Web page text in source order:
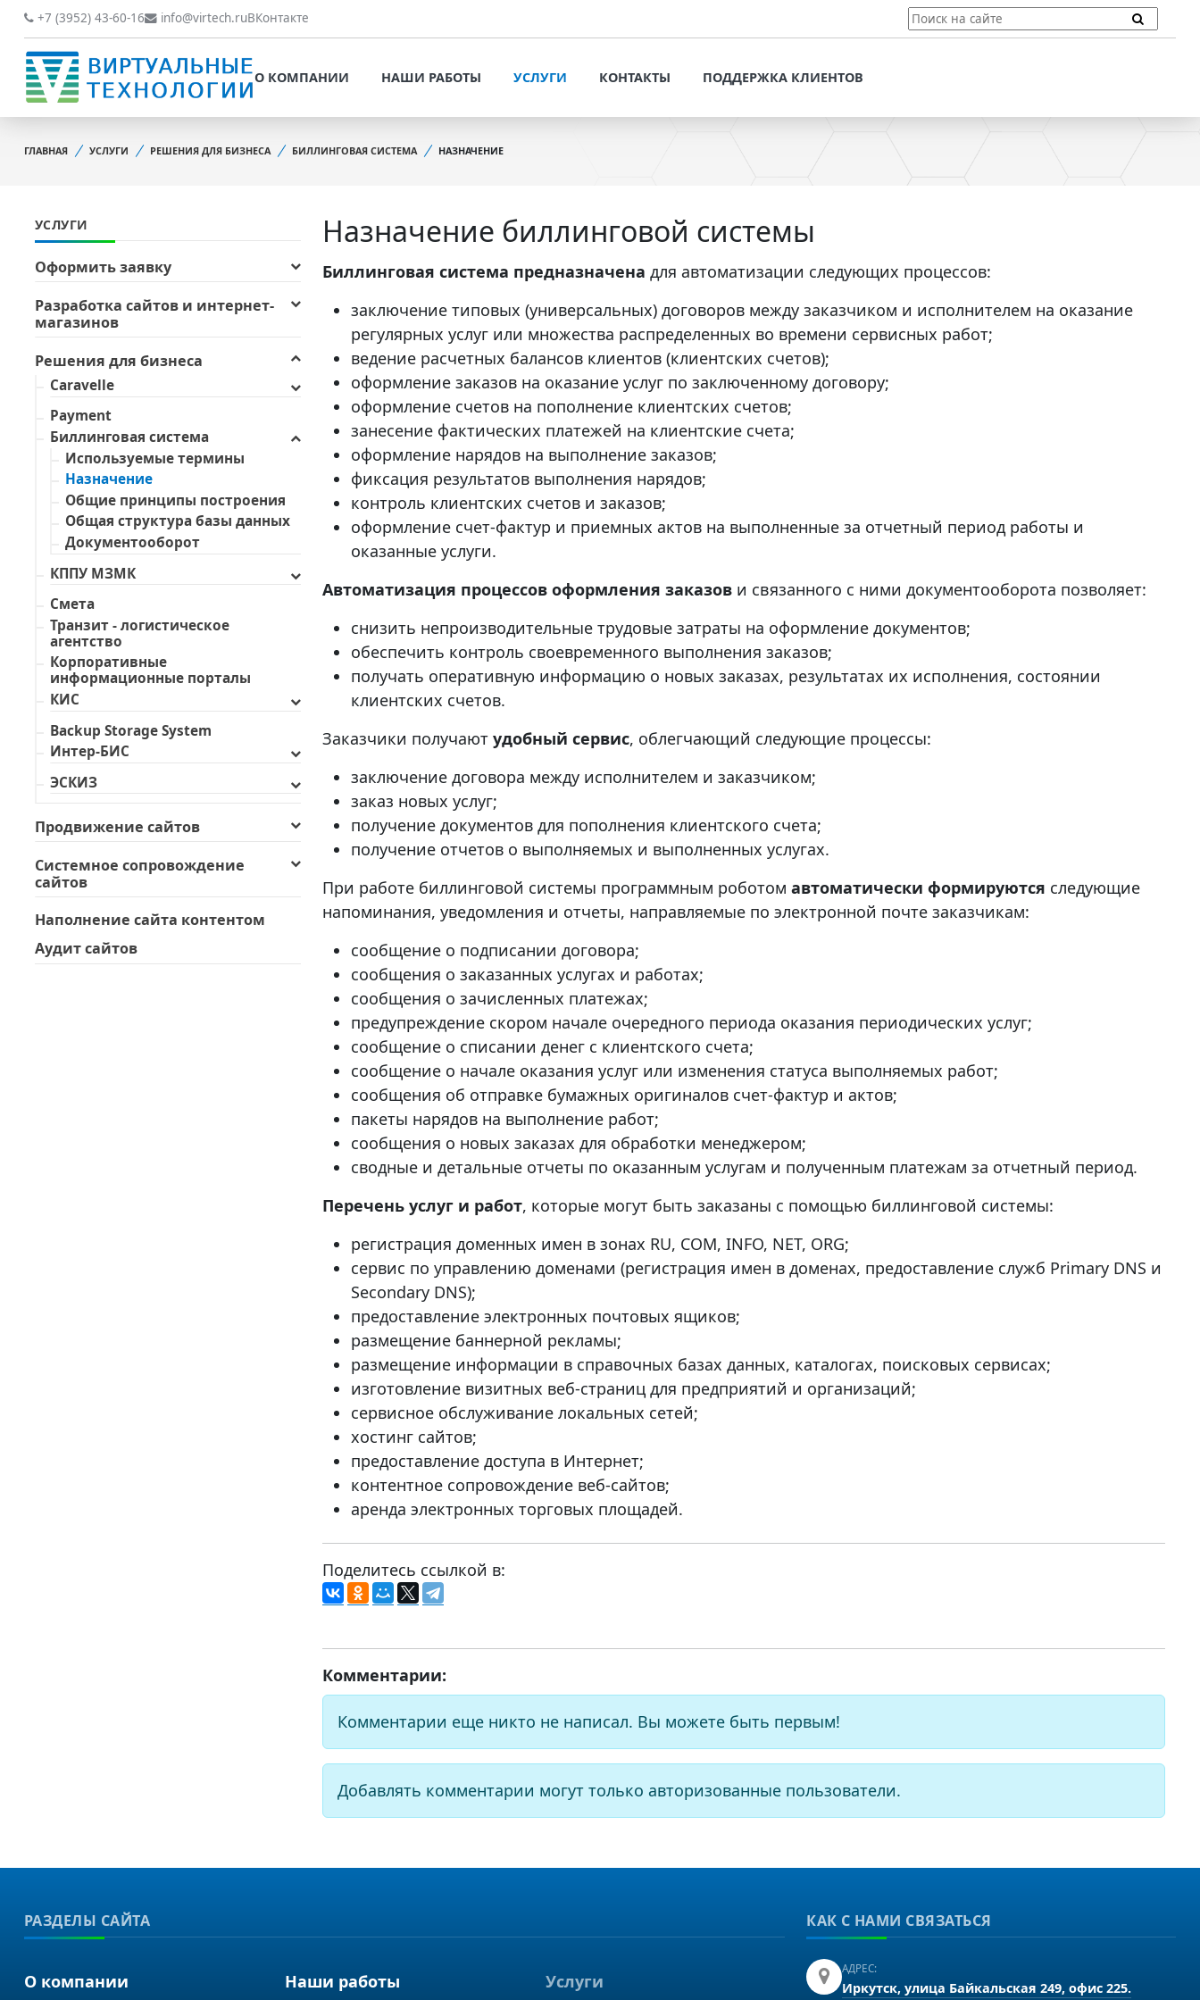
О КОМПАНИИ
ВИДЫ ДЕЯТЕЛЬНОСТИ
НОВОСТИ
НАШИ ПРЕИМУЩЕСТВА
ОФИЦИАЛЬНЫЕ
ДОКУМЕНТЫ
ОБРАТНАЯ СВЯЗЬ
ОТЗЫВЫ КЛИЕНТОВ
НАШИ РАБОТЫ
ОФОРМИТЬ ЗАЯВКУ
СИСТЕМНОЕ
КОНТЕНТОМ
АУДИТ САЙТОВ
ПОДДЕРЖКА КЛИЕНТОВ
VT-CMF. СПРАВОЧНАЯ
+7 (3952) 43-60-16 info@virtech.ruВКонтакте
О КОМПАНИИ
НОВОСТИ
ОБРАБОТКА ПЕРСОНАЛЬНЫХ
ОФИЦИАЛЬНЫЕ ДОКУМЕНТЫ
ОБРАТНАЯ СВЯЗЬ
ОТЗЫВЫ КЛИЕНТОВ
НАШИ РАБОТЫ УСЛУГИ
СИСТЕМНОЕ СОПРОВОЖДЕНИЕ
САЙТОВ
НАПОЛНЕНИЕ САЙТА
КОНТЕНТОМ
АУДИТ САЙТОВ
КОНТАКТЫ ПОДДЕРЖКА КЛИЕНТОВ
ПОТЕНЦИАЛЬНЫХ КЛИЕНТОВ
ИНФОРМАЦИЯ
ЗАДАТЬ ВОПРОС
ГЛАВНАЯ УСЛУГИ РЕШЕНИЯ ДЛЯ БИЗНЕСА БИЛЛИНГОВАЯ СИСТЕМА НАЗНАЧЕНИЕ
Назначение биллинговой системы
Биллинговая система предназначена для автоматизации следующих процессов:
заключение типовых (универсальных) договоров между заказчиком и исполнителем на оказание
регулярных услуг или множества распределенных во времени сервисных работ;
ведение расчетных балансов клиентов (клиентских счетов);
оформление заказов на оказание услуг по заключенному договору;
оформление счетов на пополнение клиентских счетов;
занесение фактических платежей на клиентские счета;
оформление нарядов на выполнение заказов;
фиксация результатов выполнения нарядов;
контроль клиентских счетов и заказов;
оформление счет-фактур и приемных актов на выполненные за отчетный период работы и
оказанные услуги.
Автоматизация процессов оформления заказов и связанного с ними документооборота позволяет:
снизить непроизводительные трудовые затраты на оформление документов;
обеспечить контроль своевременного выполнения заказов;
получать оперативную информацию о новых заказах, результатах их исполнения, состоянии
клиентских счетов.
Заказчики получаютудобный сервис, облегчающий следующие процессы:
заключение договора между исполнителем и заказчиком;
заказ новых услуг;
получение документов для пополнения клиентского счета;
получение отчетов о выполняемых и выполненных услугах.
При работе биллинговой системы программным роботомавтоматически формируются следующие
напоминания, уведомления и отчеты, направляемые по электронной почте заказчикам:
сообщение о подписании договора;
сообщения о заказанных услугах и работах;
сообщения о зачисленных платежах;
предупреждение скором начале очередного периода оказания периодических услуг;
сообщение о списании денег с клиентского счета;
сообщение о начале оказания услуг или изменения статуса выполняемых работ;
сообщения об отправке бумажных оригиналов счет-фактур и актов;
пакеты нарядов на выполнение работ;
сообщения о новых заказах для обработки менеджером;
сводные и детальные отчеты по оказанным услугам и полученным платежам за отчетный период.
Перечень услуг и работ, которые могут быть заказаны с помощью биллинговой системы:
регистрация доменных имен в зонах RU, COM, INFO, NET, ORG;
сервис по управлению доменами (регистрация имен в доменах, предоставление служб Primary DNS и
Secondary DNS);
предоставление электронных почтовых ящиков;
размещение баннерной рекламы;
размещение информации в справочных базах данных, каталогах, поисковых сервисах;
изготовление визитных веб-страниц для предприятий и организаций;
сервисное обслуживание локальных сетей;
хостинг сайтов;
предоставление доступа в Интернет;
контентное сопровождение веб-сайтов;
аренда электронных торговых площадей.
Поделитесь ссылкой в:
Комментарии:
Комментарии еще никто не написал. Вы можете быть первым!
Добавлять комментарии могут только авторизованные пользователи.
УСЛУГИ
Оформить заявку
Разработка сайтов и интернет-
магазинов
Решения для бизнеса
Caravelle
Payment
Биллинговая система
Используемые термины
Назначение
Общие принципы построения
Общая структура базы данных
Документооборот
КППУ МЗМК
Смета
Транзит - логистическое
агентство
Корпоративные
информационные порталы
КИС
Backup Storage System
Интер-БИС
ЭСКИЗ
Продвижение сайтов
Системное сопровождение
сайтов
Наполнение сайта контентом
Аудит сайтов
РАЗДЕЛЫ САЙТА
О компании Наши работы Услуги
КАК С НАМИ СВЯЗАТЬСЯ
АДРЕС:
Иркутск, улица Байкальская 249, офис 225.